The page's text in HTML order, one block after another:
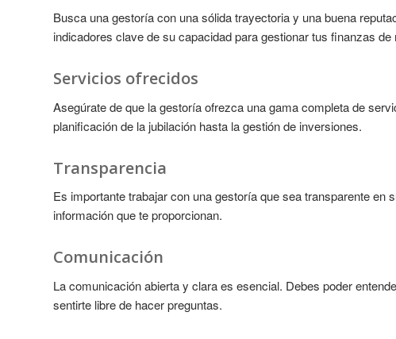
Busca una gestoría con una sólida trayectoria y una buena
indicadores clave de su capacidad para gestionar tus finanzas de
Servicios ofrecidos
Asegúrate de que la gestoría ofrezca una gama completa de
planificación de la jubilación hasta la gestión de inversiones.
Transparencia
Es importante trabajar con una gestoría que sea transparente
información que te proporcionan.
Comunicación
La comunicación abierta y clara es esencial. Debes poder
sentirte libre de hacer preguntas.